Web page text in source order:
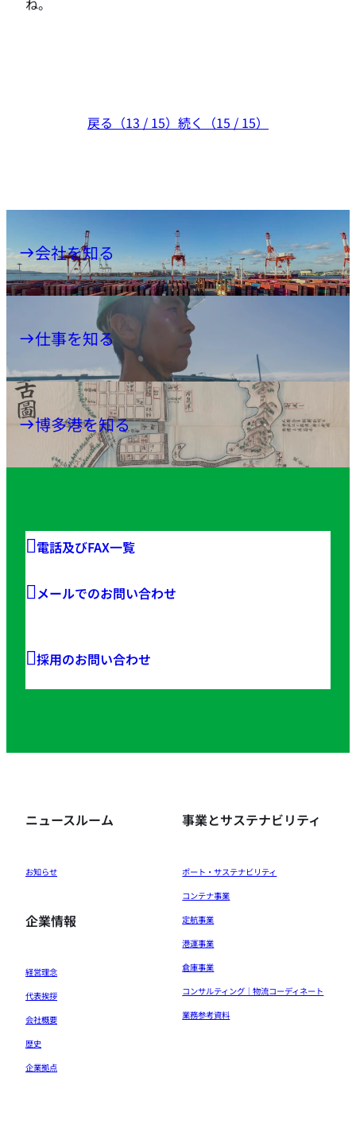
ね。
戻る（13 / 15） 続く（15 / 15）
会社を知る
仕事を知る
博多港を知る
電話及びFAX一覧
メールでのお問い合わせ
採用のお問い合わせ
ニュースルーム
お知らせ
企業情報
経営理念
代表挨拶
会社概要
歴史
企業拠点
事業とサステナビリティ
ポート・サステナビリティ
コンテナ事業
定航事業
港運事業
倉庫事業
コンサルティング｜物流コーディネート
業務参考資料